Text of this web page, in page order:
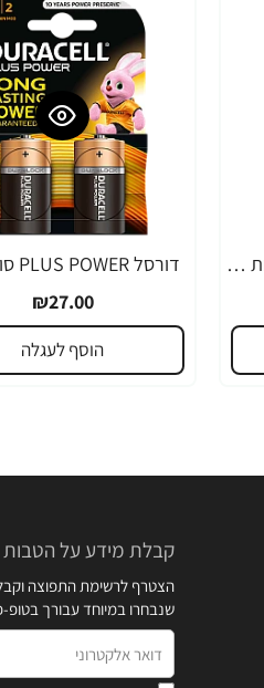
דורסל PLUS POWER סוללות AAA אריזת 8 יחידות - מבית Duracell
₪27.00
הוסף לעגלה
קבלת מידע על הטבות
הצטרף לרשימת התפוצה
שנבחרו במיוחד עבורך
אלקטרוני